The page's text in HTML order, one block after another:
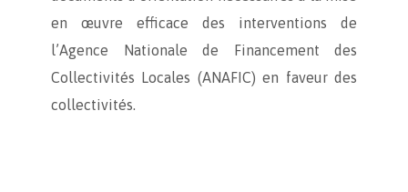
en œuvre efficace des interventions de
l’Agence Nationale de Financement des
Collectivités Locales (ANAFIC) en faveur des
collectivités.